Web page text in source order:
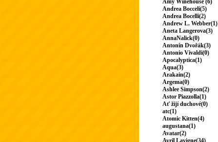
Amy Winehouse (6)
Andrea Bocceli(5)
Andrea Bocelli(2)
Andrew L. Webber(1)
Aneta Langerova(3)
AnnaNalick(0)
Antonín Dvořák(3)
Antonio Vivaldi(0)
Apocalyptica(1)
Aqua(3)
Arakain(2)
Argema(0)
Ashlee Simpson(2)
Astor Piazzolla(1)
Ať žijí duchové(0)
atc(1)
Atomic Kitten(4)
augustana(1)
Avatar(2)
Avril Lavigne(34)